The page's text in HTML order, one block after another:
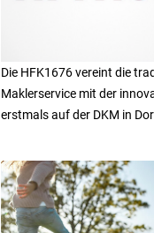
Die HFK1676 vereint die
Maklerservice mit der
erstmals auf der DKM in